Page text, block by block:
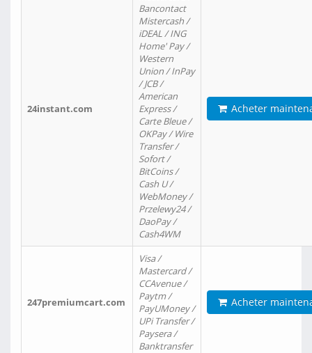
24instant.com
Bancontact
Mistercash /
iDEAL / ING
Home' Pay /
Western
Union / InPay
/ JCB /
American
Express /
Carte Bleue /
OKPay / Wire
Transfer /
Sofort /
BitCoins /
Cash U /
WebMoney /
Przelewy24 /
DaoPay /
Cash4WM
Acheter
247premiumcart.com
Visa /
Mastercard /
CCAvenue /
Paytm /
PayUMoney /
UPi Transfer /
Paysera /
Banktransfer
Acheter